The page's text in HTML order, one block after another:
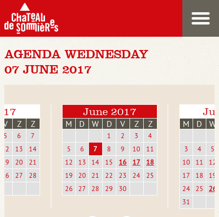
AGENDA WEDNESDAY
07 JUNE 2017
V Z Z
5 6
7
12
13
14
19
20
21
26
27 28
June 2017
M D W D V Z Z
1 2 3
4
5
6 7 8 9 10
11
12
13 14 15 16 17
18
19
20 21 22 23 24
25
26
27 28 29 30
M D W
3 4
5
10
11
12
17
18
19
24
25
26
31